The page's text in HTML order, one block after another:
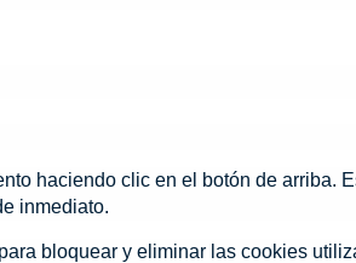
haciendo clic en el botón de arriba.
inmediato.
bloquear y eliminar las cookies